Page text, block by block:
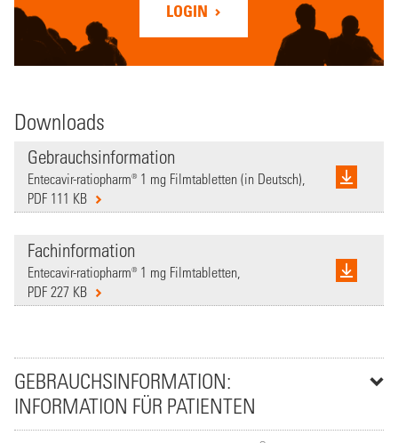
LOGIN
Downloads
Gebrauchsinformation
Entecavir-ratiopharm® 1 mg Filmtabletten (in Deutsch),
PDF 111 KB
Fachinformation
Entecavir-ratiopharm® 1 mg Filmtabletten,
PDF 227 KB
GEBRAUCHSINFORMATION:
INFORMATION FÜR PATIENTEN